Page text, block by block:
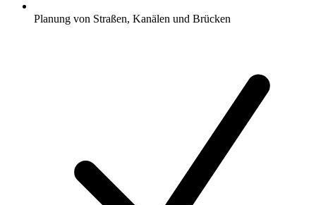
Planung von Straßen, Kanälen und Brücken